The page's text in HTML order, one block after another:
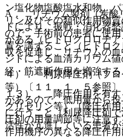
ン塩化物塩酸塩水和物、
リン及びその類似作用物
ので、手術前の患者に使
置を講ずること（ヒドロ
ジドによる血清カリウム
経・筋遮断作用を増強す
１３）． 降圧作用を有す
グリセリン等）［降圧作
圧剤の用量調節等に注意
作用機序の異なる降圧作
A． リチウム製剤（炭酸
ドにより、振戦・消化器
がある（ヒドロクロロチ
収を促進し、リチウムの
４）． 利尿降圧剤（フロ
等）〔１１．１．５参照
があるので、低用量から
に行うこと（利尿降圧剤
活性が亢進している患者